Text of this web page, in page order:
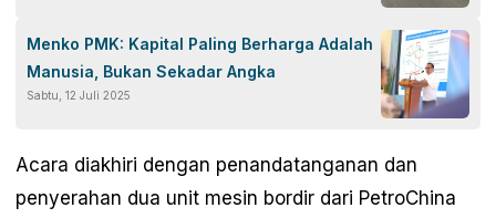
Menko PMK: Kapital Paling Berharga Adalah
Manusia, Bukan Sekadar Angka
Sabtu, 12 Juli 2025
Acara diakhiri dengan penandatanganan dan
penyerahan dua unit mesin bordir dari PetroChina